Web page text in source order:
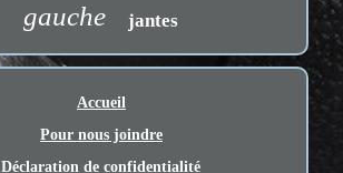
gauche jantes
Accueil
Pour nous joindre
Déclaration de confidentialité